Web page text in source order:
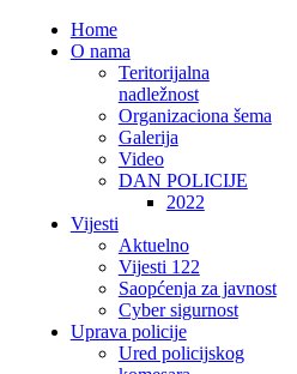
Home
O nama
Teritorijalna
nadležnost
Organizaciona šema
Galerija
Video
DAN POLICIJE
2022
Vijesti
Aktuelno
Vijesti 122
Saopćenja za javnost
Cyber sigurnost
Uprava policije
Ured policijskog